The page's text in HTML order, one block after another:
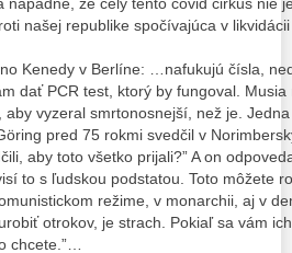
našej republike spočívajúca v
Kenedy v Berlíne: …nafukujú čísla,
dať PCR test, ktorý by fungoval.
aby vyzeral smrtonosnejší, než je.
pred 75 rokmi svedčil v
aby toto všetko prijali?” A on
to s ľudskou podstatou. Toto môžete
režime, v monarchii, aj v
otrokov, je strach. Pokiaľ sa vám
chcete.”…